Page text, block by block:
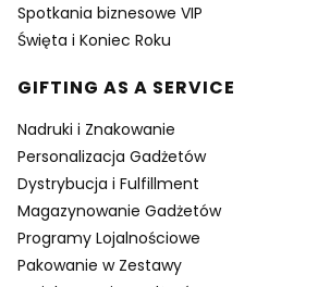
Spotkania biznesowe VIP
Święta i Koniec Roku
GIFTING AS A SERVICE
Nadruki i Znakowanie
Personalizacja Gadżetów
Dystrybucja i Fulfillment
Magazynowanie Gadżetów
Programy Lojalnościowe
Pakowanie w Zestawy